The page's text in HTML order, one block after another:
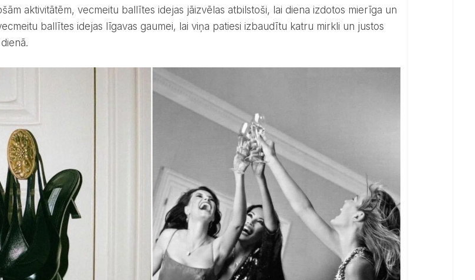
aktivitātēm, vecmeitu ballītes idejas jāizvēlas atbilstoši, lai diena izdotos mierīga un
ballītes idejas līgavas gaumei, lai viņa patiesi izbaudītu katru mirkli un justos